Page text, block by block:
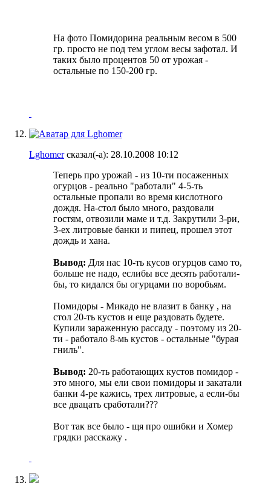
На фото Помидорина реальным весом в 500
гр. просто не под тем углом весы зафотал. И
таких было процентов 50 от урожая -
остальные по 150-200 гр.
Lghomerсказал(-а): 28.10.2008 10:12
Теперь про урожай - из 10-ти посаженных
огурцов - реально "работали" 4-5-ть
остальные пропали во время кислотного
дождя. На-стол было много, раздовали
гостям, отвозили маме и т.д. Закрутили 3-ри,
3-ех литровые банки и пипец, прошел этот
дождь и хана.
Вывод: Для нас 10-ть кусов огурцов само то,
больше не надо, еслибы все десять работали-
бы, то кидался бы огурцами по воробьям.
Помидоры - Микадо не влазит в банку , на
стол 20-ть кустов и еще раздовать будете.
Купили зараженную рассаду - поэтому из 20-
ти - работало 8-мь кустов - остальные "бурая
гниль".
Вывод: 20-ть работающих кустов помидор -
это много, мы ели свои помидоры и закатали
банки 4-ре кажись, трех литровые, а если-бы
все двацать сработали???
Вот так все было - щя про ошибки и Хомер
грядки расскажу .